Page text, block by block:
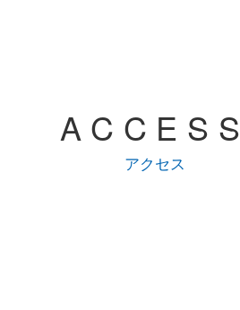
ACCESS
アクセス